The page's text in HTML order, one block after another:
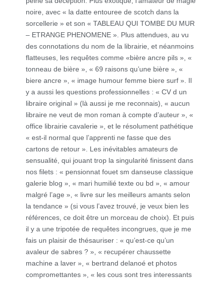
noire, avec « la datte entouree de scotch dans la
sorcellerie » et son « TABLEAU QUI TOMBE DU MUR
– ETRANGE PHENOMENE ». Plus attendues, au vu
des connotations du nom de la librairie, et néanmoins
flatteuses, les requêtes comme «bière ancre pils », «
tonneau de bière », « 69 raisons qu’une bière », «
biere ancre », « image humour femme biere surf ». Il
y a aussi les questions professionnelles : « CV d un
libraire original » (là aussi je me reconnais), « aucun
libraire ne veut de mon roman à compte d’auteur », «
office librairie cavalerie », et le résolument pathétique
« est-il normal que l’apprenti ne fasse que des
cartons de retour ». Les inévitables amateurs de
sensualité, qui jouant trop la singularité finissent dans
nos filets : « pensionnat fouet sm danseuse classique
galerie blog », « mari humilié texte ou bd », « amour
malgré l’age », « livre sur les meilleurs amants selon
la tendance » (si vous l’avez trouvé, je veux bien les
références, ce doit être un morceau de choix). Et puis
il y a une tripotée de requêtes incongrues, que je me
fais un plaisir de thésauriser : « qu’est-ce qu’un
avaleur de sabres ? », « recupérer chaussette
machine a laver », « bertrand delanoé et photos
compromettantes », « les cous sont tres interessants